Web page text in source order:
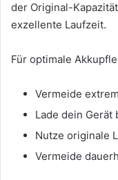
der Original-
exzellente Laufzeit.
Für optimale
Vermeide
Lade dein Gerät
Nutze originale
Vermeide